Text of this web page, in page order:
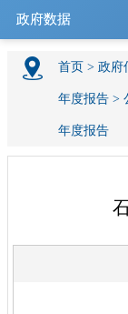
政府数据
首页 > 政府
年度报告 >
年度报告